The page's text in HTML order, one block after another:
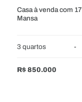
Casa à venda com
Mansa
3 quartos -
R$ 850.000